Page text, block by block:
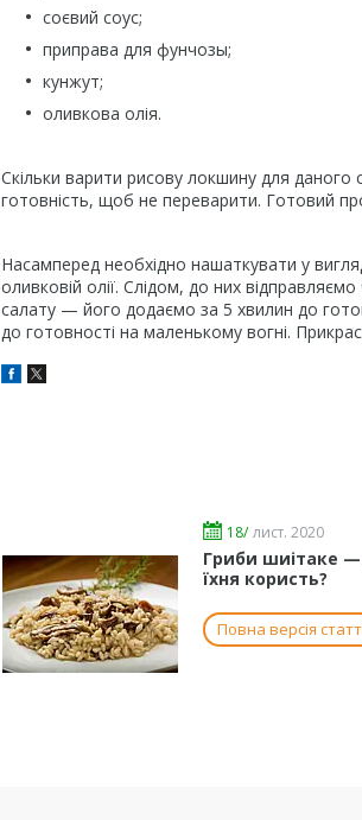
соєвий соус;
приправа для фунчозы;
кунжут;
оливкова олія.
Скільки варити рисову локшину для даного
готовність, щоб не переварити. Готовий
Насамперед необхідно нашаткувати у
оливковій олії. Слідом, до них
салату — його додаємо за 5 хвилин до
до готовності на маленькому вогні.
18/ лист. 2020
Гриби шиітаке —
їхня користь?
Повна версія